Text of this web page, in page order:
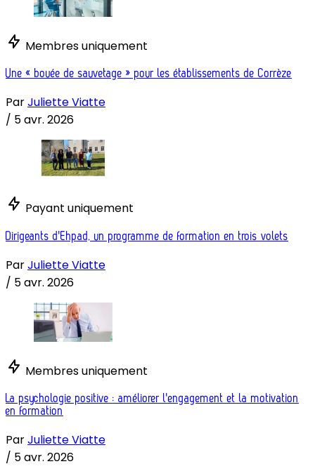
Membres uniquement
Une « bouée de sauvetage » pour les établissements de Corrèze
ParJuliette Viatte
/ 5 avr. 2026
Payant uniquement
Dirigeants d'Ehpad, un programme de formation en trois volets
ParJuliette Viatte
/ 5 avr. 2026
Membres uniquement
La psychologie positive : améliorer l'engagement et la motivation
en formation
ParJuliette Viatte
/ 5 avr. 2026